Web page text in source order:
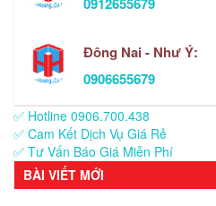
Đông Nai - Như Ý:
0906655679
✅ Hotline 0906.700.438
✅ Cam Kết Dịch Vụ Giá Rẻ
✅ Tư Vấn Báo Giá Miễn Phí
BÀI VIẾT MỚI